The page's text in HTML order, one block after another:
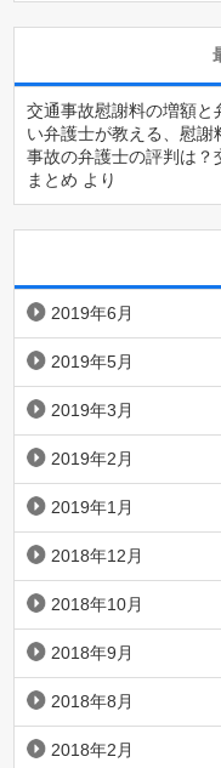
交通事故慰謝料の増額と
い弁護士が教える、慰
事故の弁護士の評判は
まとめ より
2019年6月
2019年5月
2019年3月
2019年2月
2019年1月
2018年12月
2018年10月
2018年9月
2018年8月
2018年2月